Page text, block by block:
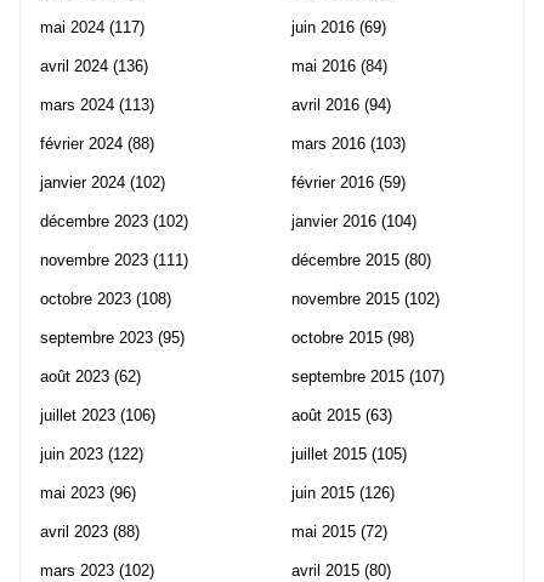
mai 2024 (117)
avril 2024 (136)
mars 2024 (113)
février 2024 (88)
janvier 2024 (102)
décembre 2023 (102)
novembre 2023 (111)
octobre 2023 (108)
septembre 2023 (95)
août 2023 (62)
juillet 2023 (106)
juin 2023 (122)
mai 2023 (96)
avril 2023 (88)
mars 2023 (102)
juin 2016 (69)
mai 2016 (84)
avril 2016 (94)
mars 2016 (103)
février 2016 (59)
janvier 2016 (104)
décembre 2015 (80)
novembre 2015 (102)
octobre 2015 (98)
septembre 2015 (107)
août 2015 (63)
juillet 2015 (105)
juin 2015 (126)
mai 2015 (72)
avril 2015 (80)